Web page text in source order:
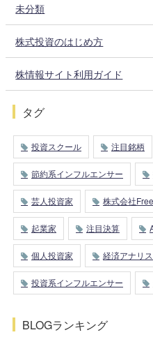
未分類
株式投資のはじめ方
株情報サイト利用ガイド
タグ
投資スクール 注目銘柄
節約系インフルエンサー
芸人投資家 株式会社
起業家 注目決算
個人投資家 経済アナリ
投資系インフルエンサー
BLOGランキング